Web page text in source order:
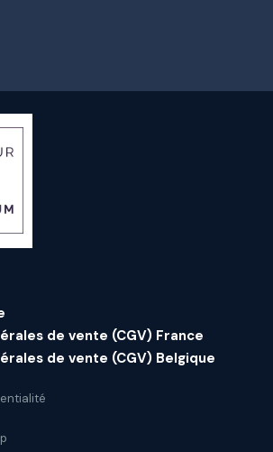
de vente (CGV) France
de vente (CGV) Belgique